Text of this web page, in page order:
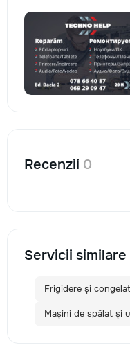
Recenzii 0
Servicii similare
Frigidere și
Mașini de spălat și